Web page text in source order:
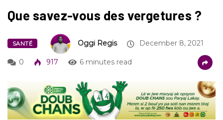
Que savez-vous des vergetures ?
SANTÉ Oggi Regis December 8, 2021
0 917 6 minutes read